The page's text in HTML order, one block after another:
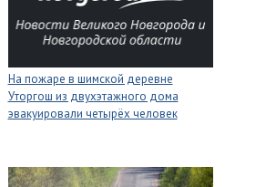
На пожаре в шимской деревне
Уторгош из двухэтажного дома
эвакуировали четырёх человек